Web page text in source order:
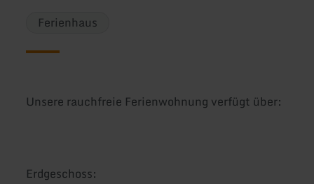
Ferienhaus
Unsere rauchfreie Ferienwohnung verfügt über:
Erdgeschoss: